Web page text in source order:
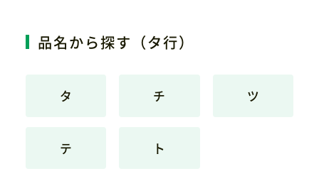
OEM (受託製造)
お問い合わせ
品名から探す（タ行）
タ チ ツ
テ ト